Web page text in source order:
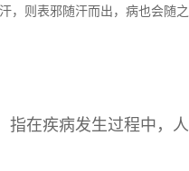
，则表邪随汗而出，病也会随
指在疾病发生过程中，